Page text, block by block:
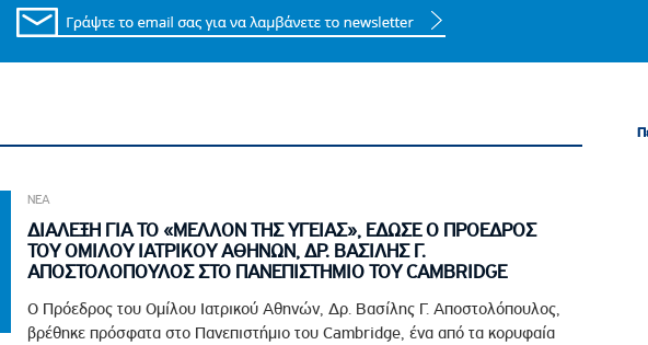
ΝΕΑ
ΔΙΑΛΕΞΗ ΓΙΑ ΤΟ «ΜΕΛΛΟΝ ΤΗΣ ΥΓΕΙΑΣ», ΕΔΩΣΕ Ο ΠΡΟΕΔΡΟΣ
ΤΟΥ ΟΜΙΛΟΥ ΙΑΤΡΙΚΟΥ ΑΘΗΝΩΝ, ΔΡ. ΒΑΣΙΛΗΣ Γ.
ΑΠΟΣΤΟΛΟΠΟΥΛΟΣ ΣΤΟ ΠΑΝΕΠΙΣΤΗΜΙΟ ΤΟΥ CAMBRIDGE
Ο Πρόεδρος του Ομίλου Ιατρικού Αθηνών, Δρ. Βασίλης Γ. Αποστολόπουλος,
βρέθηκε πρόσφατα στο Πανεπιστήμιο του Cambridge, ένα από τα κορυφαία